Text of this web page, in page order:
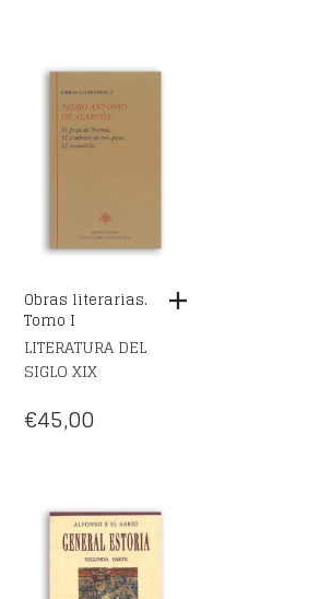
Obras literarias.
Tomo I
LITERATURA DEL
SIGLO XIX
€45,00